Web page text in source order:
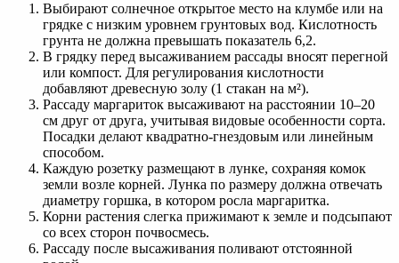
Выбирают солнечное открытое место на клумбе или на
грядке с низким уровнем грунтовых вод. Кислотность
грунта не должна превышать показатель 6,2.
В грядку перед высаживанием рассады вносят перегной
или компост. Для регулирования кислотности
добавляют древесную золу (1 стакан на м²).
Рассаду маргариток высаживают на расстоянии 10–20
см друг от друга, учитывая видовые особенности сорта.
Посадки делают квадратно-гнездовым или линейным
способом.
Каждую розетку размещают в лунке, сохраняя комок
земли возле корней. Лунка по размеру должна отвечать
диаметру горшка, в котором росла маргаритка.
Корни растения слегка прижимают к земле и подсыпают
со всех сторон почвосмесь.
Рассаду после высаживания поливают отстоянной